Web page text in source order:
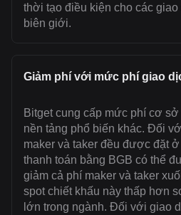
thời tạo điều kiện cho các
biên giới.
Giảm phí với mức phí giao
Bitget cung cấp mức phí cơ
nền tảng phổ biến khác. Đối
maker và taker đều được đặt
thanh toán bằng BGB có thể
giảm cả phí maker và taker
spot chiết khấu này thấp hơn
lớn trong ngành. Đối với giao